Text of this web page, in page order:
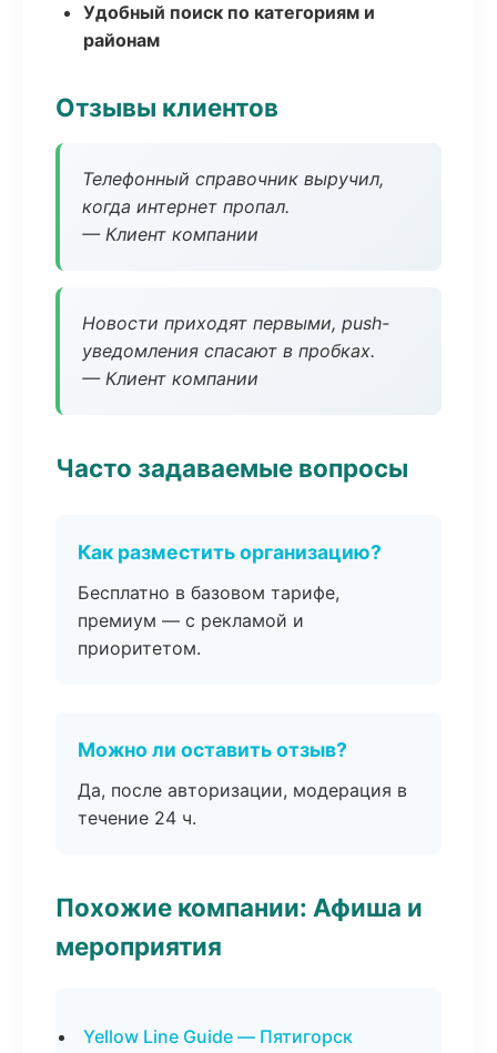
Удобный поиск по категориям и
районам
Отзывы клиентов
Телефонный справочник выручил,
когда интернет пропал.
— Клиент компании
Новости приходят первыми, push-
уведомления спасают в пробках.
— Клиент компании
Часто задаваемые вопросы
Как разместить организацию?
Бесплатно в базовом тарифе,
премиум — с рекламой и
приоритетом.
Можно ли оставить отзыв?
Да, после авторизации, модерация в
течение 24 ч.
Похожие компании: Афиша и
мероприятия
Yellow Line Guide — Пятигорск